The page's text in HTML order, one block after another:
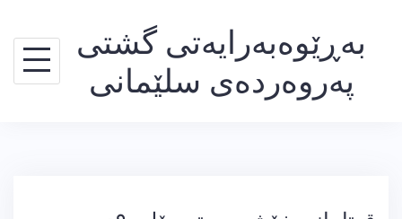
بەڕێوەبەرایەتی گشتی
پەروەردەی سلێمانی